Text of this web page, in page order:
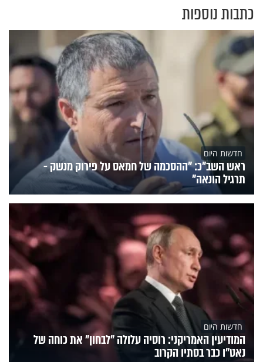
כתבות נוספות
חדשות היום
ראש השב"כ: "ההסכמה של חמאס על פירוק מנשק -
תרגיל הונאה"
חדשות היום
המודיעין האמריקני: רוסיה עלולה "לבחון" את כוחה של
נאט"ו כבר בסתיו הקרוב